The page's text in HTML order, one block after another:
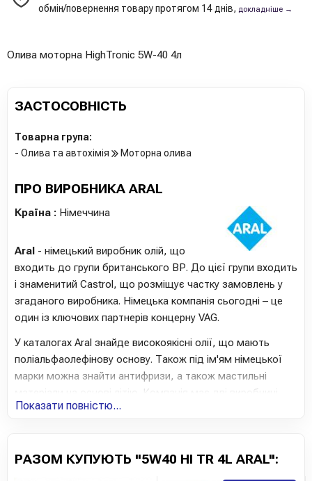
обмін/повернення товару протягом 14 днів, докладніше →
Олива моторна HighTronic 5W-40 4л
ЗАСТОСОВНІСТЬ
Товарна група:
- Олива та автохімія
Моторна олива
ПРО ВИРОБНИКА ARAL
Країна : Німеччина
Aral - німецький виробник олій, що
входить до групи британського ВР. До цієї групи входить
і знаменитий Castrol, що розміщує частку замовлень у
згаданого виробника. Німецька компанія сьогодні – це
один із ключових партнерів концерну VAG.
У каталогах Aral знайде високоякісні олії, що мають
поліальфаолефінову основу. Також під ім'ям німецької
марки можна знайти антифризи, а також мастильні
матеріали на основі літію. Компанія має дві виробничі
потужності, причому обидві розташовані в Німеччині і
було. Як зазначили покупці, німецькі олії справді можуть
Показати повністю...
РАЗОМ КУПУЮТЬ "5W40 HI TR 4L ARAL":